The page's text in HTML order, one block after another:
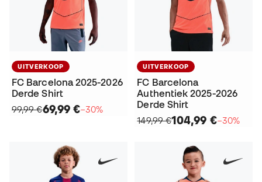
UITVERKOOP
FC Barcelona 2025-2026
Derde Shirt
99,99 €69,99 €−30%
UITVERKOOP
FC Barcelona
Authentiek 2025-2026
Derde Shirt
149,99 €104,99 €−30%